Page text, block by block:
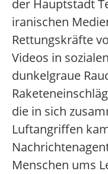
der Hauptstadt
iranischen
Rettungskräfte
Videos in
dunkelgraue
die in sich
Luftangriffen
Menschen ums